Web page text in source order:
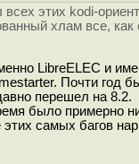
этих kodi-
хлам все,
LibreELEC и
Почти год
перешел на 8.2.
было примерно
этих самых багов